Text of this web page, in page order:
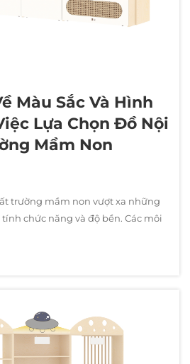
Màu Sắc Và Hình
Lựa Chọn Đồ Nội
Mầm Non
trường mầm non vượt xa những
chức năng và độ bền. Các môi
nhận thức rằng các yếu tố thị giác
biệt là sự lựa chọn màu sắc và